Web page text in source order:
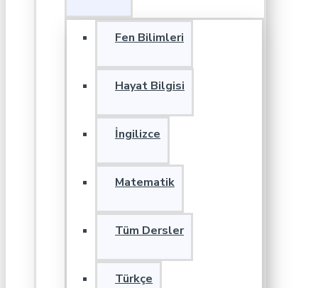
Fen Bilimleri
Hayat Bilgisi
İngilizce
Matematik
Tüm Dersler
Türkçe